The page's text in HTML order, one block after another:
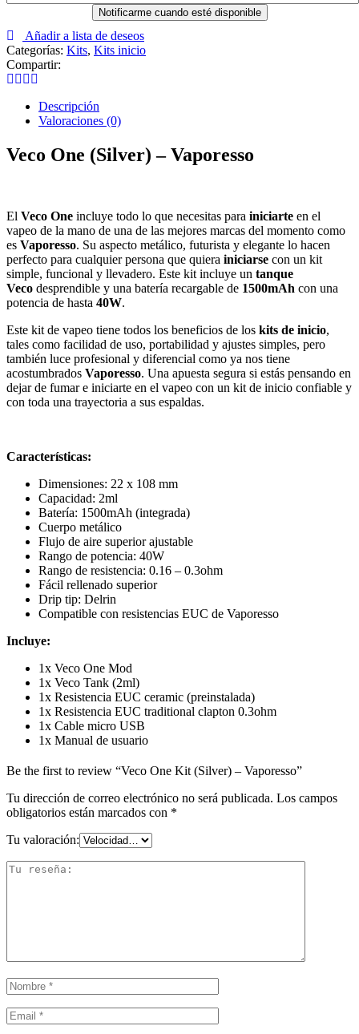
Añadir a lista de deseos
Categorías: Kits, Kits inicio
Compartir:
Descripción
Valoraciones (0)
Veco One (Silver) – Vaporesso
El Veco One incluye todo lo que necesitas para iniciarte en el
vapeo de la mano de una de las mejores marcas del momento como
es Vaporesso. Su aspecto metálico, futurista y elegante lo hacen
perfecto para cualquier persona que quiera iniciarse con un kit
simple, funcional y llevadero. Este kit incluye un tanque
Veco desprendible y una batería recargable de 1500mAh con una
potencia de hasta 40W.
Este kit de vapeo tiene todos los beneficios de los kits de inicio,
tales como facilidad de uso, portabilidad y ajustes simples, pero
también luce profesional y diferencial como ya nos tiene
acostumbrados Vaporesso. Una apuesta segura si estás pensando en
dejar de fumar e iniciarte en el vapeo con un kit de inicio confiable y
con toda una trayectoria a sus espaldas.
Características:
Dimensiones: 22 x 108 mm
Capacidad: 2ml
Batería: 1500mAh (integrada)
Cuerpo metálico
Flujo de aire superior ajustable
Rango de potencia: 40W
Rango de resistencia: 0.16 – 0.3ohm
Fácil rellenado superior
Drip tip: Delrin
Compatible con resistencias EUC de Vaporesso
Incluye:
1x Veco One Mod
1x Veco Tank (2ml)
1x Resistencia EUC ceramic (preinstalada)
1x Resistencia EUC traditional clapton 0.3ohm
1x Cable micro USB
1x Manual de usuario
Be the first to review “Veco One Kit (Silver) – Vaporesso”
Tu dirección de correo electrónico no será publicada. Los campos
obligatorios están marcados con *
Tu valoración: